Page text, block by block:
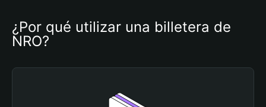
¿Por qué utilizar una billetera de
NRO?